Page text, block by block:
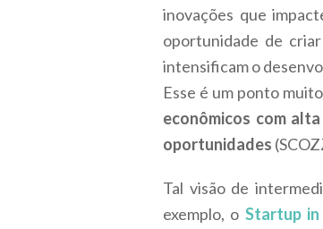
inovações que
oportunidade de
intensificam o
Esse é um ponto
econômicos com
oportunidades
Tal visão de
exemplo, o Startup in